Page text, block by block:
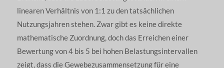
linearen Verhältnis von 1:1 zu den tatsächlichen
Nutzungsjahren stehen. Zwar gibt es keine direkte
mathematische Zuordnung, doch das Erreichen einer
Bewertung von 4 bis 5 bei hohen Belastungsintervallen
zeigt, dass die Gewebezusammensetzung für eine